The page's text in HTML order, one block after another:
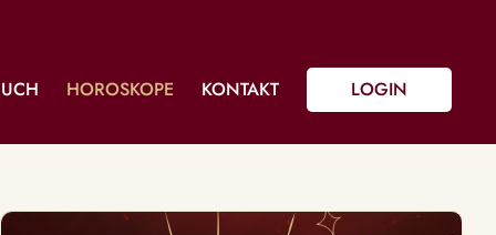
HOROSKOPE KONTAKT LOGIN